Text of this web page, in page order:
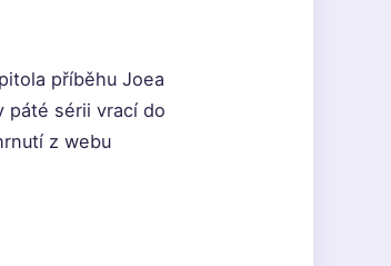
příběhu Joea
páté sérii vrací do
z webu